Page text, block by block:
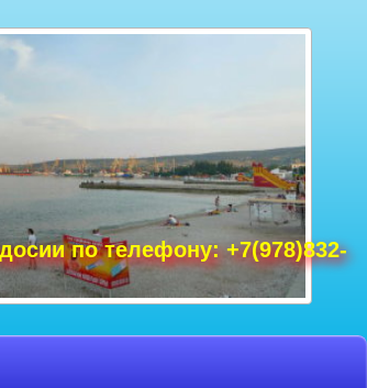
по телефону: +7(978)832-
фото Ялта, Крым фото
фото Нового Света, Крым